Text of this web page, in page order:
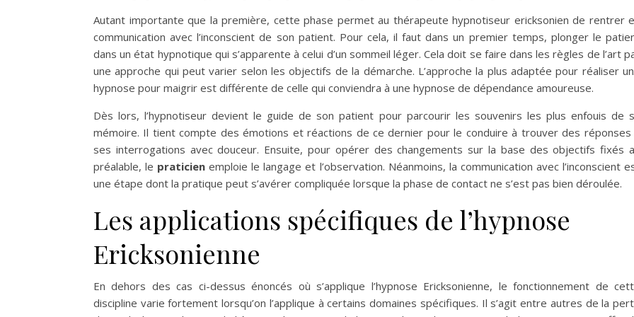
Autant importante que la première, cette phase permet au thérapeute hypnotiseur ericksonien de rentrer
communication avec l’inconscient de son patient. Pour cela, il faut dans un premier temps, plonger le
dans un état hypnotique qui s’apparente à celui d’un sommeil léger. Cela doit se faire dans les règles de l’art
une approche qui peut varier selon les objectifs de la démarche. L’approche la plus adaptée pour réaliser
hypnose pour maigrir est différente de celle qui conviendra à une hypnose de dépendance amoureuse.
Dès lors, l’hypnotiseur devient le guide de son patient pour parcourir les souvenirs les plus enfouis de
mémoire. Il tient compte des émotions et réactions de ce dernier pour le conduire à trouver des réponses
ses interrogations avec douceur. Ensuite, pour opérer des changements sur la base des objectifs fixés
préalable, le praticien emploie le langage et l’observation. Néanmoins, la communication avec l’inconscient
une étape dont la pratique peut s’avérer compliquée lorsque la phase de contact ne s’est pas bien déroulée.
Les applications spécifiques de l’hypnose
Ericksonienne
En dehors des cas ci-dessus énoncés où s’applique l’hypnose Ericksonienne, le fonctionnement de
discipline varie fortement lorsqu’on l’applique à certains domaines spécifiques. Il s’agit entre autres de la